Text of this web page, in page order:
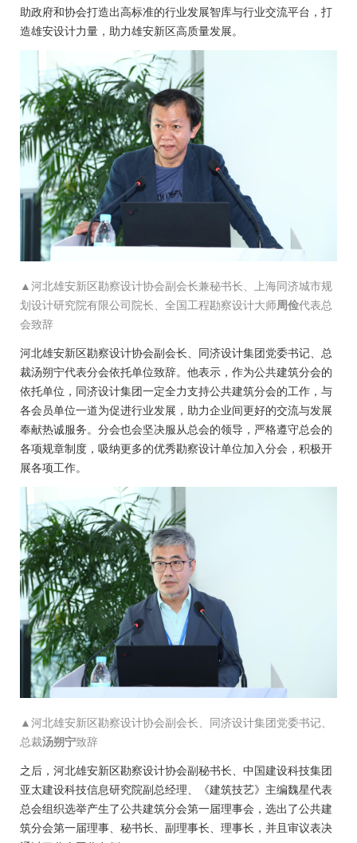
助政府和协会打造出高标准的行业发展智库与行业交流平台，打
造雄安设计力量，助力雄安新区高质量发展。
▲河北雄安新区勘察设计协会副会长兼秘书长、上海同济城市规
划设计研究院有限公司院长、全国工程勘察设计大师周俭代表总
会致辞
河北雄安新区勘察设计协会副会长、同济设计集团党委书记、总
裁汤朔宁代表分会依托单位致辞。他表示，作为公共建筑分会的
依托单位，同济设计集团一定全力支持公共建筑分会的工作，与
各会员单位一道为促进行业发展，助力企业间更好的交流与发展
奉献热诚服务。分会也会坚决服从总会的领导，严格遵守总会的
各项规章制度，吸纳更多的优秀勘察设计单位加入分会，积极开
展各项工作。
▲河北雄安新区勘察设计协会副会长、同济设计集团党委书记、
总裁汤朔宁致辞
之后，河北雄安新区勘察设计协会副秘书长、中国建设科技集团
亚太建设科技信息研究院副总经理、《建筑技艺》主编魏星代表
总会组织选举产生了公共建筑分会第一届理事会，选出了公共建
筑分会第一届理事、秘书长、副理事长、理事长，并且审议表决